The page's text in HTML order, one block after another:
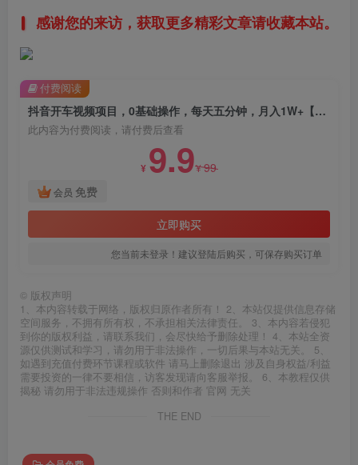
感谢您的来访，获取更多精彩文章请收藏本站。
抖音开车视频项目，0基础操作，每天五分钟，月入1W+【揭秘】
此内容为付费阅读，请付费后查看
¥ 9.9¥99
会员 免费
立即购买
您当前未登录！建议登陆后购买，可保存购买订单
付费阅读
© 版权声明
1、本内容转载于网络，版权归原作者所有！ 2、本站仅提供信息存储
空间服务，不拥有所有权，不承担相关法律责任。 3、本内容若侵犯
到你的版权利益，请联系我们，会尽快给予删除处理！ 4、本站全资
源仅供测试和学习，请勿用于非法操作，一切后果与本站无关。 5、
如遇到充值付费环节课程或软件 请马上删除退出 涉及自身权益/利益
需要投资的一律不要相信，访客发现请向客服举报。 6、本教程仅供
揭秘 请勿用于非法违规操作 否则和作者 官网 无关
THE END